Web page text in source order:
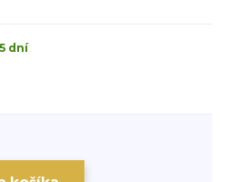
dní